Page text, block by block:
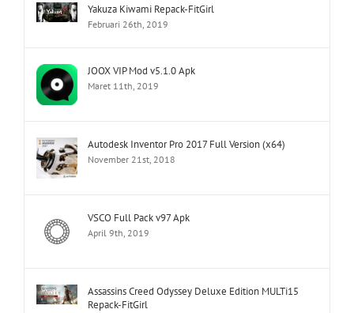
Yakuza Kiwami Repack-FitGirl
Februari 26th, 2019
JOOX VIP Mod v5.1.0 Apk
Maret 11th, 2019
Autodesk Inventor Pro 2017 Full Version (x64)
November 21st, 2018
VSCO Full Pack v97 Apk
April 9th, 2019
Assassins Creed Odyssey Deluxe Edition MULTi15
Repack-FitGirl